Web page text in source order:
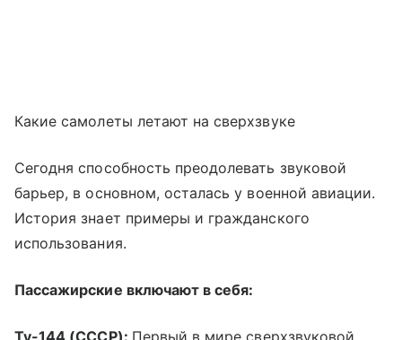
Какие самолеты летают на сверхзвуке
Сегодня способность преодолевать звуковой
барьер, в основном, осталась у военной авиации.
История знает примеры и гражданского
использования.
Пассажирские включают в себя: